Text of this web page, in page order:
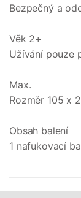
Bezpečný a
Věk 2+
Užívání pouze
Max.
Rozměr 105 x
Obsah balení
1 nafukovací